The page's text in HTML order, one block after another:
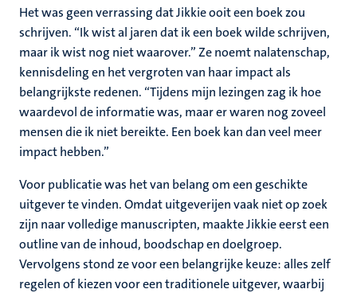
Het was geen verrassing dat Jikkie ooit een boek zou
schrijven. “Ik wist al jaren dat ik een boek wilde schrijven,
maar ik wist nog niet waarover.” Ze noemt nalatenschap,
kennisdeling en het vergroten van haar impact als
belangrijkste redenen. “Tijdens mijn lezingen zag ik hoe
waardevol de informatie was, maar er waren nog zoveel
mensen die ik niet bereikte. Een boek kan dan veel meer
impact hebben.”
Voor publicatie was het van belang om een geschikte
uitgever te vinden. Omdat uitgeverijen vaak niet op zoek
zijn naar volledige manuscripten, maakte Jikkie eerst een
outline van de inhoud, boodschap en doelgroep.
Vervolgens stond ze voor een belangrijke keuze: alles zelf
regelen of kiezen voor een traditionele uitgever, waarbij